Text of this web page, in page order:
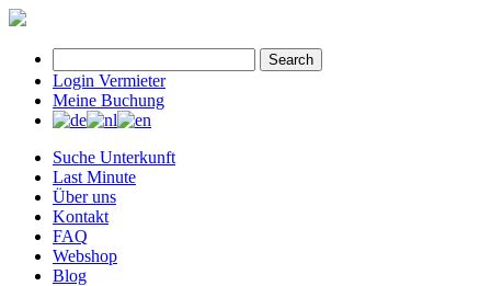
Search
Login Vermieter
Meine Buchung
Suche Unterkunft
Last Minute
Über uns
Kontakt
FAQ
Webshop
Blog